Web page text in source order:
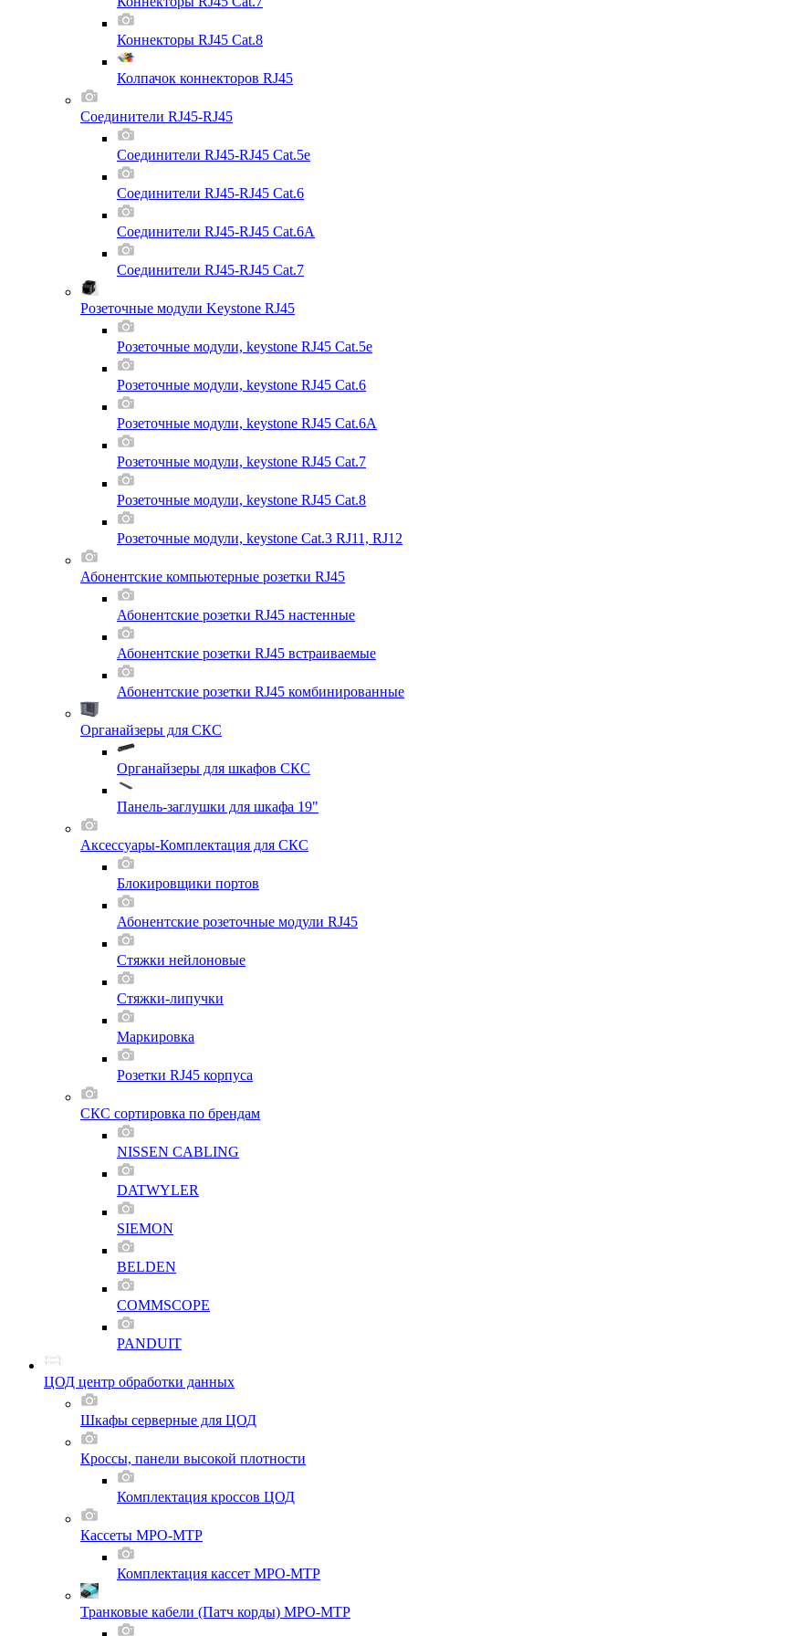
Коннекторы RJ45 Cat.8
Колпачок коннекторов RJ45
Соединители RJ45-RJ45
Соединители RJ45-RJ45 Cat.5e
Соединители RJ45-RJ45 Cat.6
Соединители RJ45-RJ45 Cat.6A
Соединители RJ45-RJ45 Cat.7
Розеточные модули Keystone RJ45
Розеточные модули, keystone RJ45 Cat.5e
Розеточные модули, keystone RJ45 Cat.6
Розеточные модули, keystone RJ45 Cat.6A
Розеточные модули, keystone RJ45 Cat.7
Розеточные модули, keystone RJ45 Cat.8
Розеточные модули, keystone Cat.3 RJ11, RJ12
Абонентские компьютерные розетки RJ45
Абонентские розетки RJ45 настенные
Абонентские розетки RJ45 встраиваемые
Абонентские розетки RJ45 комбинированные
Органайзеры для СКС
Органайзеры для шкафов СКС
Панель-заглушки для шкафа 19"
Аксессуары-Комплектация для СКС
Блокировщики портов
Абонентские розеточные модули RJ45
Стяжки нейлоновые
Стяжки-липучки
Маркировка
Розетки RJ45 корпуса
СКС сортировка по брендам
NISSEN CABLING
DATWYLER
SIEMON
BELDEN
COMMSCOPE
PANDUIT
ЦОД центр обработки данных
Шкафы серверные для ЦОД
Кроссы, панели высокой плотности
Комплектация кроссов ЦОД
Кассеты MPO-MTP
Комплектация кассет MPO-MTP
Транковые кабели (Патч корды) MPO-MTP